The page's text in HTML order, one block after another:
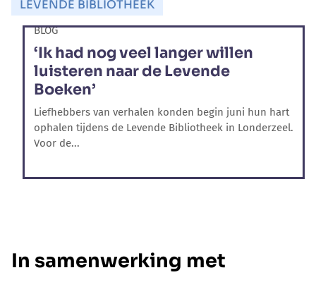
LEVENDE BIBLIOTHEEK
BLOG
‘Ik had nog veel langer willen
luisteren naar de Levende
Boeken’
Liefhebbers van verhalen konden begin juni hun hart
ophalen tijdens de Levende Bibliotheek in Londerzeel.
Voor de...
In samenwerking met